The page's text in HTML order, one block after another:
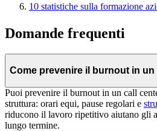
10 statistiche sulla formazione
Domande frequenti
Come prevenire il burnout in un
Puoi prevenire il burnout in un call
struttura: orari equi, pause regolari e
riducono il lavoro ripetitivo aiutano gli
lungo termine.